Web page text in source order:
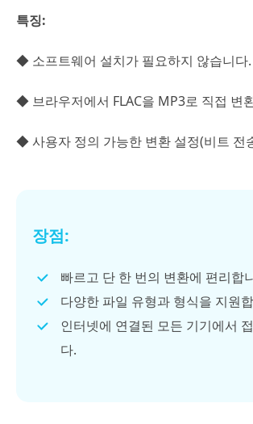
특징:
◆ 소프트웨어 설치가 필요하지 않습니다.
◆ 브라우저에서 FLAC을 MP3로 직접 변
◆ 사용자 정의 가능한 변환 설정(비트 전
장점:
빠르고 단 한 번의 변환에 편리합
다양한 파일 유형과 형식을 지원
인터넷에 연결된 모든 기기에서
다.